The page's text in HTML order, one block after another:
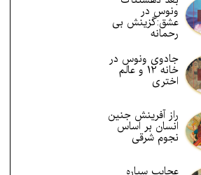
ونوس در
عشق:گزینش بی
رحمانه
جادوی ونوس در
خانه 12 و عالم
اختری
راز آفرینش جنین
انسان بر اساس
نجوم شرقی
عجایب سیاره